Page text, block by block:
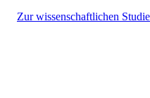
Zur wissenschaftlichen Studie